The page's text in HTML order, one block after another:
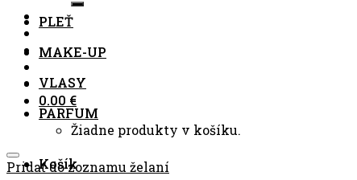
0.00 €
Žiadne produkty v košíku.
Košík
PLEŤ
MAKE-UP
VLASY
PARFUM
Pridať do zoznamu želaní